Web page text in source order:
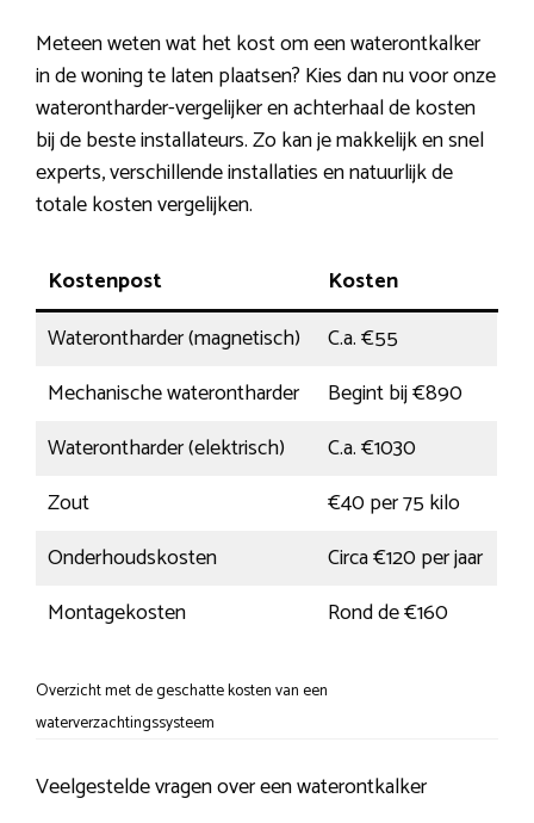
Meteen weten wat het kost om een waterontkalker
in de woning te laten plaatsen? Kies dan nu voor onze
waterontharder-vergelijker en achterhaal de kosten
bij de beste installateurs. Zo kan je makkelijk en snel
experts, verschillende installaties en natuurlijk de
totale kosten vergelijken.
Kostenpost
Kosten
Waterontharder (magnetisch)
C.a. €55
Mechanische waterontharder
Begint bij €890
Waterontharder (elektrisch)
C.a. €1030
Zout
€40 per 75 kilo
Onderhoudskosten
Circa €120 per jaar
Montagekosten
Rond de €160
Overzicht met de geschatte kosten van een
waterverzachtingssysteem
Veelgestelde vragen over een waterontkalker